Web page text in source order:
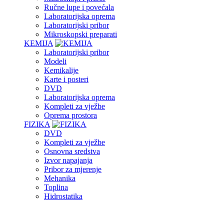
Ručne lupe i povećala
Laboratorijska oprema
Laboratorijski pribor
Mikroskopski preparati
KEMIJA
Laboratorijski pribor
Modeli
Kemikalije
Karte i posteri
DVD
Laboratorijska oprema
Kompleti za vježbe
Oprema prostora
FIZIKA
DVD
Kompleti za vježbe
Osnovna sredstva
Izvor napajanja
Pribor za mjerenje
Mehanika
Toplina
Hidrostatika